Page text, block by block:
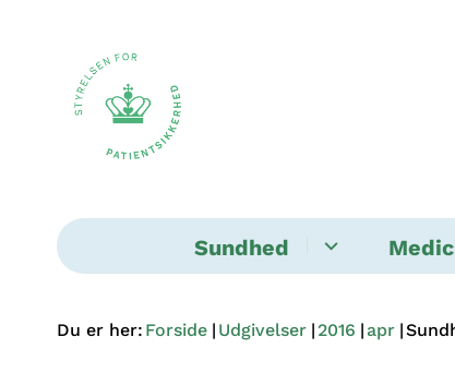
Sundhed
Du er her: Forside Udgivelser 2016 apr